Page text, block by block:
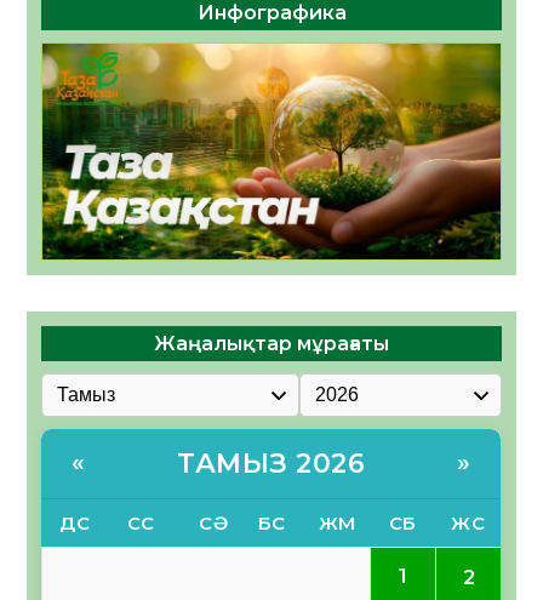
Инфографика
Жаңалықтар мұрағаты
« ТАМЫЗ 2026 »
ДС СС СӘ БС ЖМ СБ ЖС
1 2